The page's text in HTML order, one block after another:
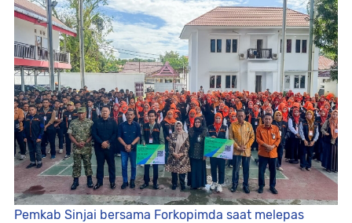
Pemkab Sinjai bersama Forkopimda saat melepas